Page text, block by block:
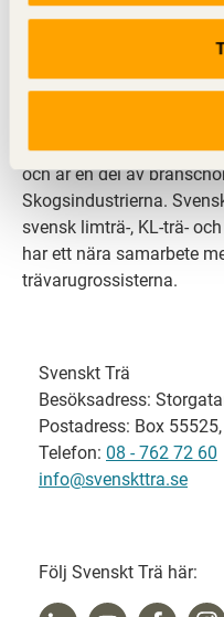
Svenskt Trä sprider
träbyggande för att
inspirera, utbilda och
Svenskt Trä
och är en del av
Skogsindustrierna.
svensk limträ-, KL-trä-
har ett nära samarbete
trävarugrossisterna.
Svenskt Trä
Besöksadress:
Postadress: Box
Telefon: 08 - 762 72 60
info@svenskttra.se
Följ Svenskt Trä här: